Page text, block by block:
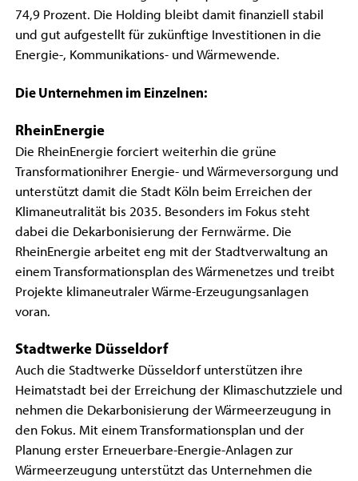
74,9 Prozent. Die Holding bleibt damit finanziell stabil
und gut aufgestellt für zukünftige Investitionen in die
Energie-, Kommunikations- und Wärmewende.
Die Unternehmen im Einzelnen:
RheinEnergie
Die RheinEnergie forciert weiterhin die grüne
Transformationihrer Energie- und Wärmeversorgung und
unterstützt damit die Stadt Köln beim Erreichen der
Klimaneutralität bis 2035. Besonders im Fokus steht
dabei die Dekarbonisierung der Fernwärme. Die
RheinEnergie arbeitet eng mit der Stadtverwaltung an
einem Transformationsplan des Wärmenetzes und treibt
Projekte klimaneutraler Wärme-Erzeugungsanlagen
voran.
Stadtwerke Düsseldorf
Auch die Stadtwerke Düsseldorf unterstützen ihre
Heimatstadt bei der Erreichung der Klimaschutzziele und
nehmen die Dekarbonisierung der Wärmeerzeugung in
den Fokus. Mit einem Transformationsplan und der
Planung erster Erneuerbare-Energie-Anlagen zur
Wärmeerzeugung unterstützt das Unternehmen die